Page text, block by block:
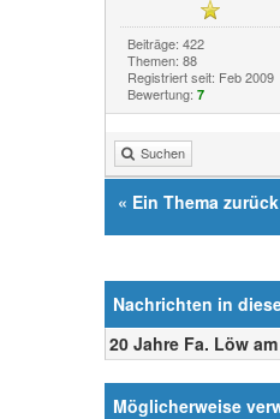
Beiträge: 422
Themen: 88
Registriert seit: Feb 2009
Bewertung: 7
Suchen
« Ein Thema zurück
Nachrichten in
20 Jahre Fa. Löw
Möglicherweise